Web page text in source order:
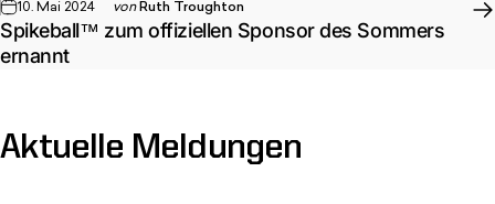
10. Mai 2024 von Ruth Troughton
Spikeball™ zum offiziellen Sponsor des Sommers
ernannt
Aktuelle Meldungen